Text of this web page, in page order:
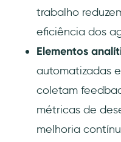
trabalho
eficiência dos
Elementos
automatizadas
coletam
métricas de
melhoria